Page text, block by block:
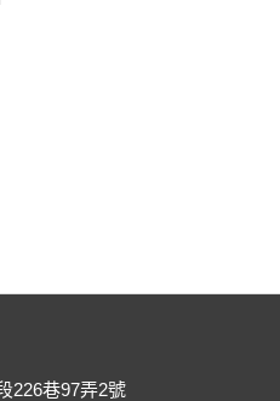
226巷97弄2號